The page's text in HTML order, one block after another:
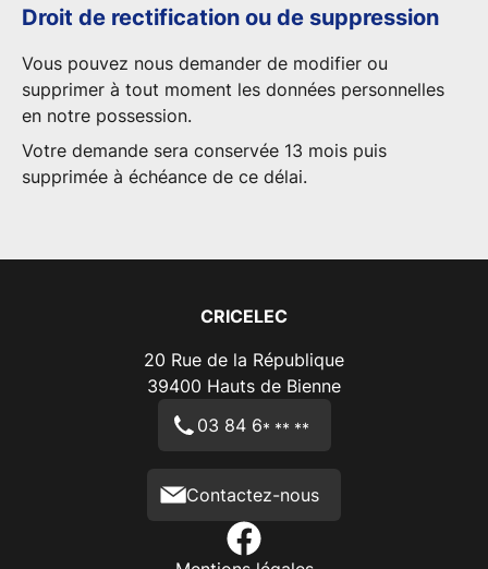
Droit de rectification ou de suppression
Vous pouvez nous demander de modifier ou
supprimer à tout moment les données personnelles
en notre possession.
Votre demande sera conservée 13 mois puis
supprimée à échéance de ce délai.
CRICELEC
20 Rue de la République
39400 Hauts de Bienne
03 84 6* ** **
Contactez-nous